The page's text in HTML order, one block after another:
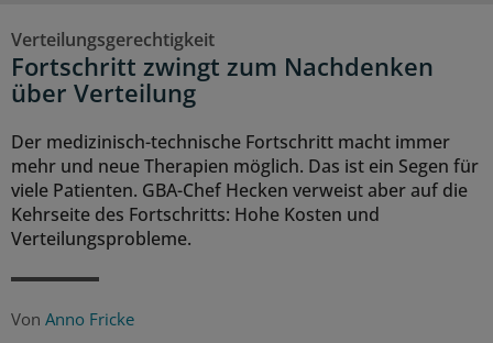
Verteilungsgerechtigkeit
Fortschritt zwingt zum Nachdenken
über Verteilung
Der medizinisch-technische Fortschritt macht immer
mehr und neue Therapien möglich. Das ist ein Segen für
viele Patienten. GBA-Chef Hecken verweist aber auf die
Kehrseite des Fortschritts: Hohe Kosten und
Verteilungsprobleme.
Von Anno Fricke